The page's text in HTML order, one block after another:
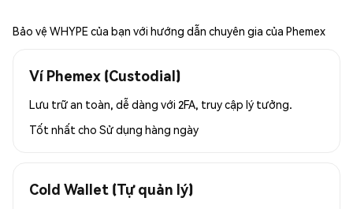
Bảo vệ WHYPE của bạn với hướng dẫn chuyên gia của Phemex
Ví Phemex (Custodial)
Lưu trữ an toàn, dễ dàng với 2FA, truy cập lý tưởng.
Tốt nhất cho Sử dụng hàng ngày
Cold Wallet (Tự quản lý)